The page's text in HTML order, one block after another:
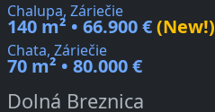
Chalupa, Záriečie
140 m² • 66.900 €(New!)
Chata, Záriečie
70 m² • 80.000 €
Dolná Breznica